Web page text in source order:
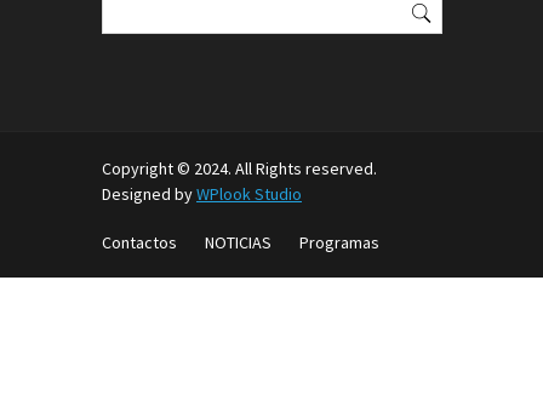
Copyright © 2024. All Rights reserved.
Designed byWPlook Studio
Contactos NOTICIAS Programas